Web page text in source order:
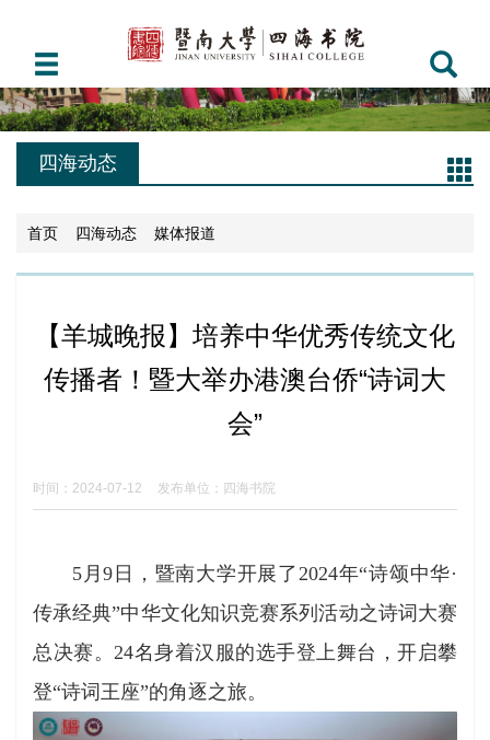
四海动态
首页 四海动态 媒体报道
【羊城晚报】培养中华优秀传统文化
传播者！暨大举办港澳台侨“诗词大
会”
时间：2024-07-12 发布单位：四海书院
5月9日，暨南大学开展了2024年“诗颂中华·
传承经典”中华文化知识竞赛系列活动之诗词大赛
总决赛。24名身着汉服的选手登上舞台，开启攀
登“诗词王座”的角逐之旅。